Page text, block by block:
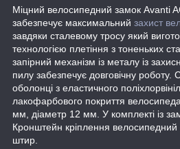
Міцний велосипедний замок Avanti
забезпечує максимальний захист
завдяки сталевому тросу який
технологією плетіння з тоненьких
запірний механізм із металу із
пилу забезпечує довговічну роботу.
оболонці з еластичного
лакофарбового покриття
мм, діаметр 12 мм. У комплекті із
Кронштейн кріплення велосипедний
штир.